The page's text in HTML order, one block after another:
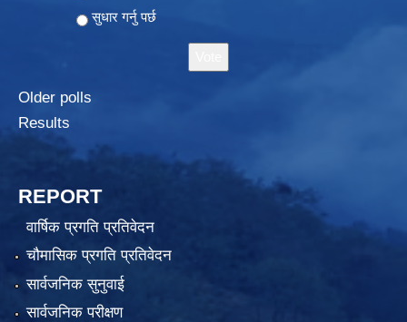
सुधार गर्नु पर्छ
Older polls
Results
REPORT
वार्षिक प्रगति प्रतिवेदन
चौमासिक प्रगति प्रतिवेदन
सार्वजनिक सुनुवाई
सार्वजनिक परीक्षण